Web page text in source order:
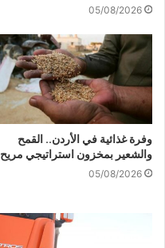
05/08/2026
وفرة غذائية في الأردن.. القمح
والشعير بمخزون استراتيجي مريح
05/08/2026